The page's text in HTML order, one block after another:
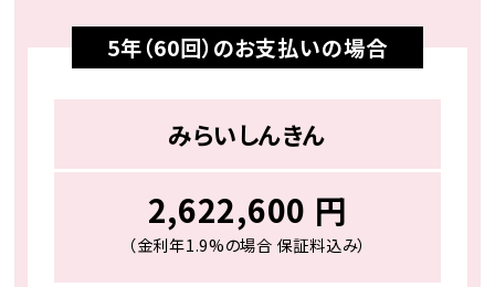
5年（60回）のお⽀払いの場合
みらいしんきん
2,622,600 円
（金利年1.9%の場合 保証料込み）